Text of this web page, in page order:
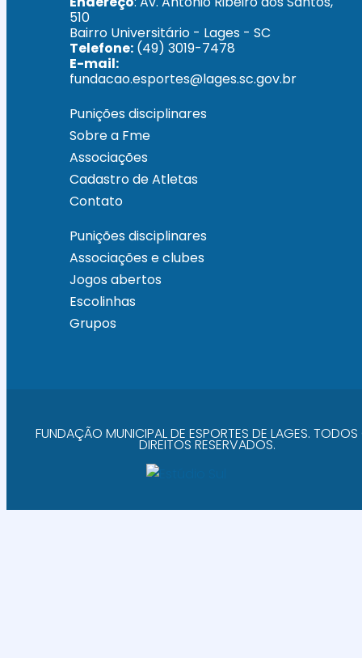
510
Bairro Universitário - Lages - SC
Telefone: (49) 3019-7478
E-mail:
fundacao.esportes@lages.sc.gov.br
Punições disciplinares
Sobre a Fme
Associações
Cadastro de Atletas
Contato
Punições disciplinares
Associações e clubes
Jogos abertos
Escolinhas
Grupos
FUNDAÇÃO MUNICIPAL DE ESPORTES DE LAGES.
DIREITOS RESERVADOS.